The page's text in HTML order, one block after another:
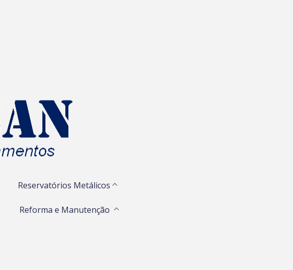
Reservatórios Metálicos
Reforma e Manutenção